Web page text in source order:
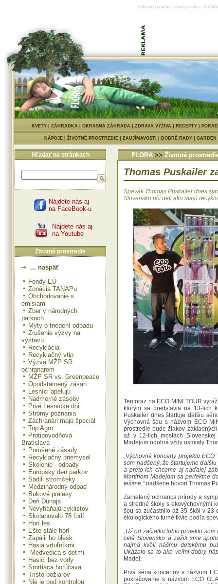
Tento web používa súbory cookies.
KVETY| ZÁHRADKA| OKRASNÁ ZÁHRADA| ZDRAVÁ VÝŽIVA| RECEPTY|
NÁPOJE ŽIVOTNÉ PROSTREDIE ZAUJÍMAVOSTI DOBRÉ RADY
Hľadať na stránkach
Nájdete nás aj
na FaceBook-u
Nájdete nás aj
na Youtube
Životné prostredie
... naspäť
Fondy EÚ
Zonácia TANAPu
Obchodovanie s
emisiami
Zber v národných
parkoch
Mýty o triedení odpadu
Zrušenie výzvy na
výstavu
Recyklácia
Recyklačný vtip
Výzva MŽP SR
ochranárom
MŽP SR vs. Greenpeace
Opodstatnený zásah
Lesníci apelujú
Nadmerné zásoby
Prvé Lesnícke dni
Stromy poznania
Záchranári majú špeciál
Top Agro
Protipovodňová
Bratislava
Porušené zásady
Recyklačný priemysel
Školenie - odpady
Európsky deň parkov
Sadili stromčeky
Medzinárodný odpad
Bukové pralesy
Deň Dunaja
Nevyháňajú cyklistov
Skolabovalo 78 ľudí
Horí les
Ešte stále horí
Zapálil ho blesk
Hasia vrtuľníkmi
Medvedica s deťmi
Hasiči bez vody
Smrtiaca horúčava
Tristo požiarov
Nie je pod kontrolou
FLORA >> Životné
Thomas Puskailer
Spevák Thomas Puskailer dnes
Slovensku učí deti ako majú
Tentoraz na ECO MINI TOUR
ktorým sa predstavia na 13-tich
Puskailer dnes štartuje ďalšiu
Výchovná šou s názvom ECO
prostredie bude žiakov
až v 12-tich mestách
Madejom odohrá vždy usmiaty
„Výchovné koncerty projektu
som nadšený, že štartujeme
a preto ich chceme aj naďalej
Martinom Madejom sa perfektne
tešíme,“nadšene hovorí Thomas
Zanietený ochranca prírody a
a stredné školy s ekovýchovnými
šou sa zúčastnilo až 35 škôl v
ekologického turné tkvie podľa
„Už od začiatku tohto projektu
celé Slovensko a zažili sme
najmä kvôli nášmu detskému
Ukázalo sa to ako veľmi dobrý
Madej.
Prvá séria koncertov s názvom
pokračovanie s názvom ECO